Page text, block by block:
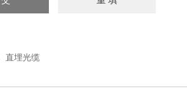
直埋光缆